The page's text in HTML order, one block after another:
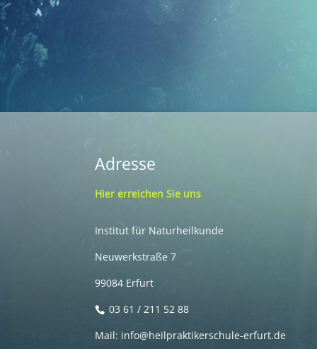
Adresse
Hier erreichen Sie uns
Institut für Naturheilkunde
Neuwerkstraße 7
99084 Erfurt
03 61 / 211 52 88
Mail: info@heilpraktikerschule-erfurt.de